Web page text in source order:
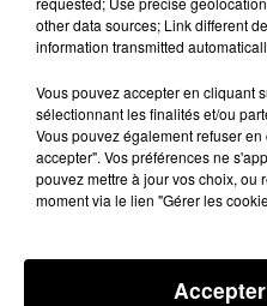
100%
100% Radio les infos du
30 mai 2024 - 2 min 22 sec
LES INFOS DU LOT
30/05/2024
other data sources; Link different
information transmitted
Vous pouvez accepter en cliquant
sélectionnant les finalités et/ou
Vous pouvez également refuser
accepter". Vos préférences ne
pouvez mettre à jour vos choix, ou
moment via le lien "Gérer les